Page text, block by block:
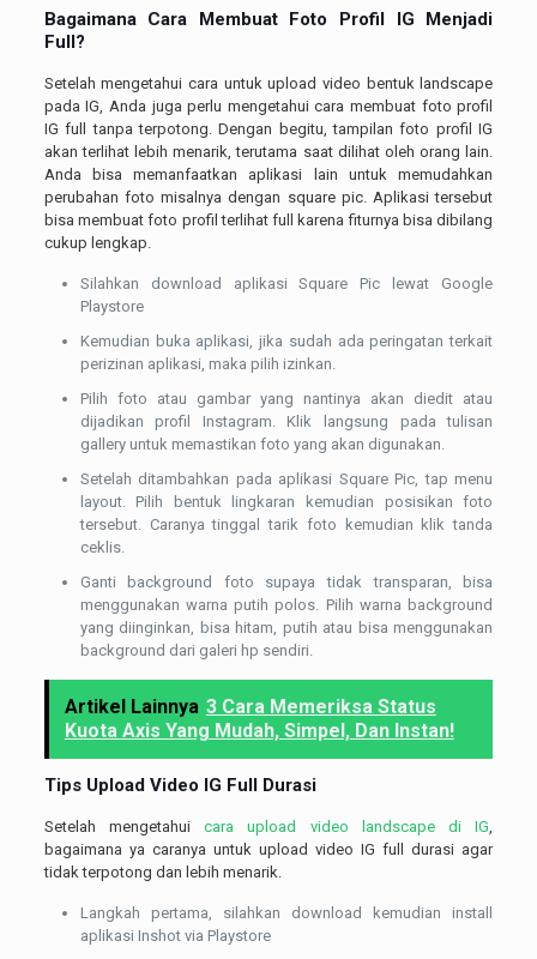
Bagaimana Cara Membuat Foto Profil IG Menjadi
Full?
Setelah mengetahui cara untuk upload video bentuk landscape
pada IG, Anda juga perlu mengetahui cara membuat foto profil
IG full tanpa terpotong. Dengan begitu, tampilan foto profil IG
akan terlihat lebih menarik, terutama saat dilihat oleh orang lain.
Anda bisa memanfaatkan aplikasi lain untuk memudahkan
perubahan foto misalnya dengan square pic. Aplikasi tersebut
bisa membuat foto profil terlihat full karena fiturnya bisa dibilang
cukup lengkap.
Silahkan download aplikasi Square Pic lewat Google
Playstore
Kemudian buka aplikasi, jika sudah ada peringatan terkait
perizinan aplikasi, maka pilih izinkan.
Pilih foto atau gambar yang nantinya akan diedit atau
dijadikan profil Instagram. Klik langsung pada tulisan
gallery untuk memastikan foto yang akan digunakan.
Setelah ditambahkan pada aplikasi Square Pic, tap menu
layout. Pilih bentuk lingkaran kemudian posisikan foto
tersebut. Caranya tinggal tarik foto kemudian klik tanda
ceklis.
Ganti background foto supaya tidak transparan, bisa
menggunakan warna putih polos. Pilih warna background
yang diinginkan, bisa hitam, putih atau bisa menggunakan
background dari galeri hp sendiri.
Artikel Lainnya 3 Cara Memeriksa Status
Kuota Axis Yang Mudah, Simpel, Dan Instan!
Tips Upload Video IG Full Durasi
Setelah mengetahuicara upload video landscape di IG
bagaimana ya caranya untuk upload video IG full durasi agar
tidak terpotong dan lebih menarik.
Langkah pertama, silahkan download kemudian install
aplikasi Inshot via Playstore